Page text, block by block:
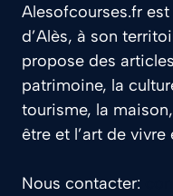
Alesofcourses.fr
d’Alès, à son
propose des
patrimoine, la
tourisme, la
être et l’art de
Nous contacter: